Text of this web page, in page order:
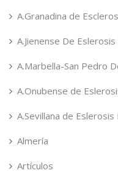
A.Granadina de
A.Jienense De
A.Marbella-San Pedro
A.Onubense de
A.Sevillana de Eslerosis
Almería
Artículos